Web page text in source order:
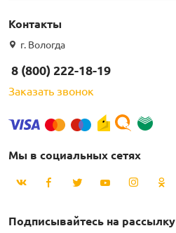
Контакты
г. Вологда
8 (800) 222-18-19
Заказать звонок
Мы в социальных сетях
Подписывайтесь на рассылку